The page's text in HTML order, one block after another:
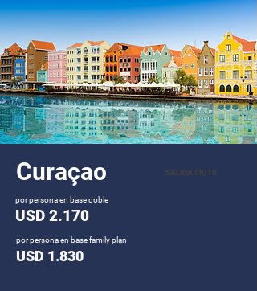
Curaçao SALIDA 08/10
por persona en base doble
USD 2.170
por persona en base family plan
USD 1.830